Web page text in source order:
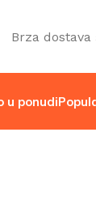
Brza
u ponudi